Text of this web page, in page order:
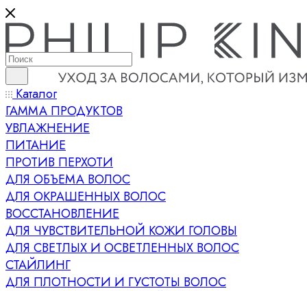
Каталог
ГАММА ПРОДУКТОВ
УВЛАЖНЕНИЕ
ПИТАНИЕ
ПРОТИВ ПЕРХОТИ
ДЛЯ ОБЪЕМА ВОЛОС
ДЛЯ ОКРАШЕННЫХ ВОЛОС
ВОССТАНОВЛЕНИЕ
ДЛЯ ЧУВСТВИТЕЛЬНОЙ КОЖИ ГОЛОВЫ
ДЛЯ СВЕТЛЫХ И ОСВЕТЛЕННЫХ ВОЛОС
СТАЙЛИНГ
ДЛЯ ПЛОТНОСТИ И ГУСТОТЫ ВОЛОС